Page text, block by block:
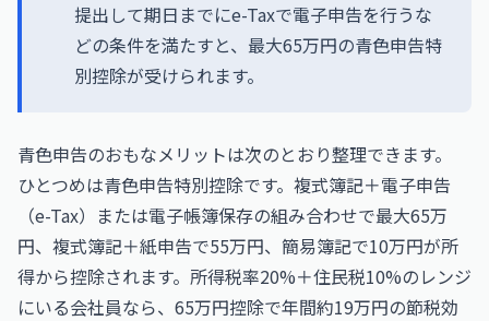
提出して期日までにe-Taxで電子申告を行うな
どの条件を満たすと、最大65万円の青色申告特
別控除が受けられます。
青色申告のおもなメリットは次のとおり整理できます。
ひとつめは青色申告特別控除です。複式簿記＋電子申告
（e-Tax）または電子帳簿保存の組み合わせで最大65万
円、複式簿記＋紙申告で55万円、簡易簿記で10万円が所
得から控除されます。所得税率20%＋住民税10%のレンジ
にいる会社員なら、65万円控除で年間約19万円の節税効